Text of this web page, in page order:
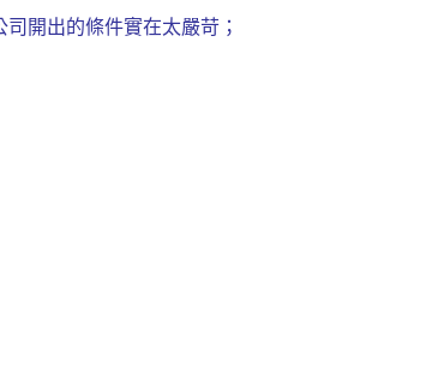
開出的條件實在太嚴苛；